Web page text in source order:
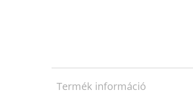
Termék információ